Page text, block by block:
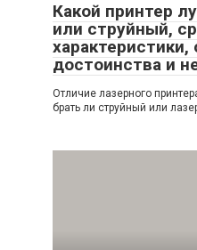
Какой принтер
или струйный,
характеристики,
достоинства и
Отличие лазерного
брать ли струйный или